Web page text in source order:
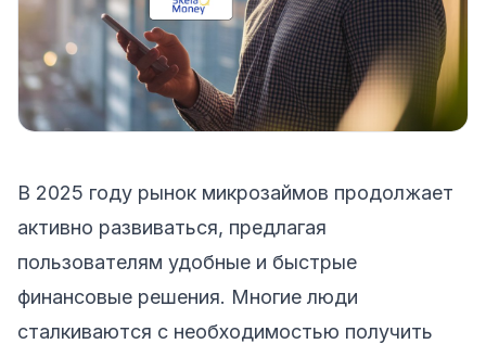
В 2025 году рынок микрозаймов продолжает
активно развиваться, предлагая
пользователям удобные и быстрые
финансовые решения. Многие люди
сталкиваются с необходимостью получить